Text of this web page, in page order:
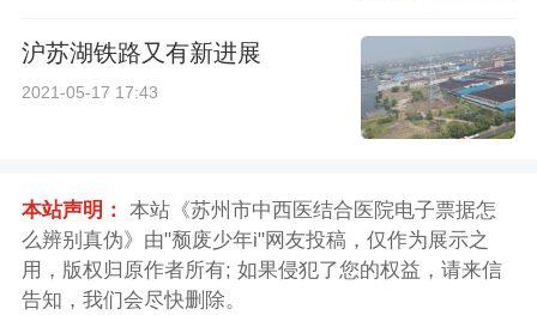
沪苏湖铁路又有新进展
2021-05-17 17:43
本站声明： 本站《苏州市中西医结合医院电子票据怎
么辨别真伪》由"颓废少年i"网友投稿，仅作为展示之
用，版权归原作者所有; 如果侵犯了您的权益，请来信
告知，我们会尽快删除。